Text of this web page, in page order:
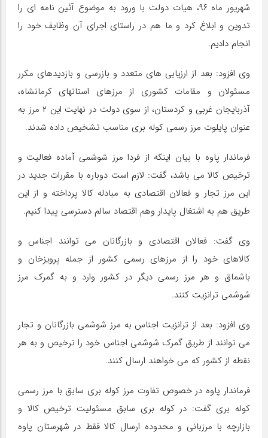
شهریور ماه ۹۶، هیات دولت با ورود به موضوع آئین نامه ای را
تدوین و ابلاغ کرد و ما هم در راستای اجرای آن وظایف خود را
انجام دادیم.
وی افزود: بعد از ارزیابی های متعدد و بازرسی و بازدیدهای مکرر
مسئولان و مقامات کشوری از مرزهای استانهای کرمانشاه،
آذربایجان غربی و کردستان، از سوی دولت در نهایت این ۲ مرز به
عنوان پایلوت مرز رسمی کوله بری مناسب تشخیص داده شدند.
فرماندار پاوه با بیان اینکه از فردا مرز شوشمی آماده فعالیت و
ترخیص کالا می باشد، گفت: لازم است دوباره با مقررات جدید در
این مرز تجار و فعالان اقتصادی به مبادله کالا پرداخته و از این
طریق هم به اشتغال پایدار وهم اقتصاد سالم دسترسی پیدا کنیم.
وی گفت: فعالان اقتصادی و بازرگانان می توانند اجناس و
کالاهای خود را از مرزهای رسمی کشور از جمله پرویزخان و
باشماق و هر مرز رسمی دیگر در کشور وارد و به گمرک مرز
شوشمی ترانزیت کنند.
وی افزود: بعد از ترانزیت اجناس به مرز شوشمی بازرگانان و تجار
می توانند از طریق گمرک شوشمی اجناس خود را ترخیص و به هر
نقطه از کشور که می خواهند ارسال کنند.
فرماندار پاوه در خصوص تفاوت مرز کوله بری سابق با مرز رسمی
کوله بری گفت: در کوله بری سابق مسئولیت ترخیص کالا و
بازارچه با مرزبانی و محدوده ارسال کالا فقط در شهرستان پاوه